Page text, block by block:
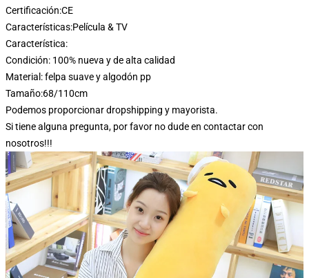
Certificación:CE
Características:Película & TV
modname=ckeditor
Característica:
Condición: 100% nueva y de alta calidad
Material: felpa suave y algodón pp
Tamaño:68/110cm
Podemos proporcionar dropshipping y mayorista.
Si tiene alguna pregunta, por favor no dude en contactar con
nosotros!!!